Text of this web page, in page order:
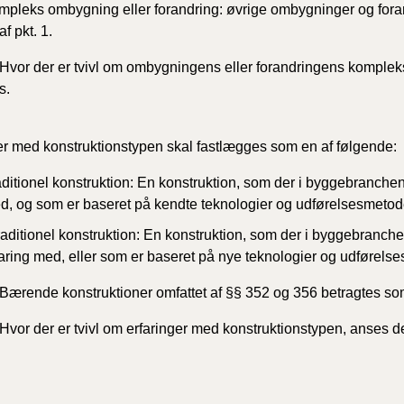
ombygning eller forandring: øvrige ombygninger og
pkt. 1.
Hvor der er tvivl om ombygningens eller forandringens
med konstruktionstypen skal fastlægges som en af følgende:
konstruktion: En konstruktion, som der i
og som er baseret på kendte teknologier og
konstruktion: En konstruktion, som der i
med, eller som er baseret på nye teknologier og
Bærende konstruktioner omfattet af §§ 352 og 356 betragtes
Hvor der er tvivl om erfaringer med konstruktionstypen, anses